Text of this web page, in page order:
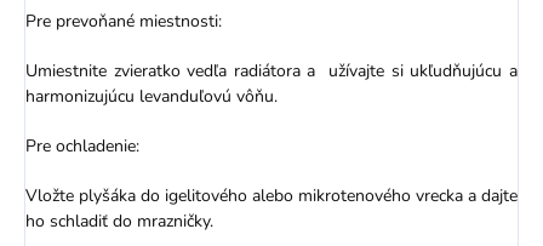
Pre prevoňané miestnosti:
Umiestnite zvieratko vedľa radiátora a užívajte si ukľudňujúcu a
harmonizujúcu levanduľovú vôňu.
Pre ochladenie:
Vložte plyšáka do igelitového alebo mikrotenového vrecka a dajte
ho schladiť do mrazničky.